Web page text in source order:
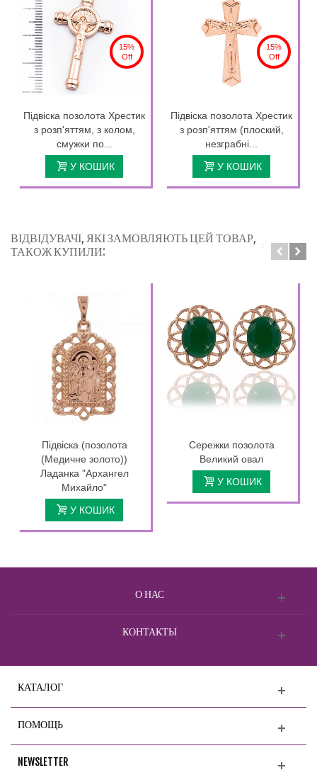
15%
Off
Підвіска позолота Хрестик
з розп'яттям, з колом,
смужки по...
У КОШИК
15%
Off
Підвіска позолота Хрестик
з розп'яттям (плоский,
незграбні...
У КОШИК
ВІДВІДУВАЧІ, ЯКІ ЗАМОВЛЯЮТЬ ЦЕЙ ТОВАР,
ТАКОЖ КУПИЛИ:
Підвіска (позолота
(Медичне золото))
Ладанка "Архангел
Михайло"
У КОШИК
Сережки позолота
Великий овал
У КОШИК
О НАС
КОНТАКТЫ
КАТАЛОГ
ПОМОЩЬ
NEWSLETTER